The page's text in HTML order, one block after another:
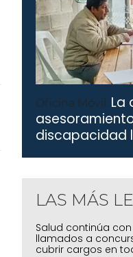
Oficina Móvil. La
discapacidad
LAS MÁS
Salud continúa con
llamados a
cubrir cargos en